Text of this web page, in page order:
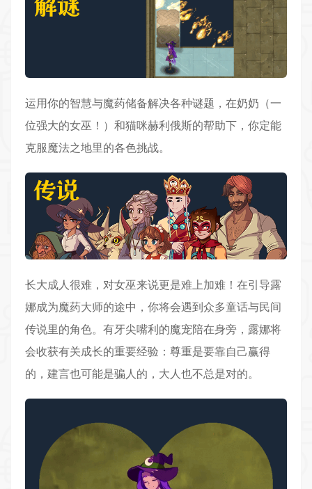
运用你的智慧与魔药储备解决各种谜题，在奶奶（一
位强大的女巫！）和猫咪赫利俄斯的帮助下，你定能
克服魔法之地里的各色挑战。
长大成人 很难，对女巫来说更是难上加难！在引导露
娜成为魔药大师的途中，你将会遇到众多童话与民间
传说里的角色。有牙尖嘴利的魔宠陪在身旁，露娜将
会收获有关成长的重要经验：尊重是要靠自己赢得
的，建言也可能是骗人的，大人也不总是对的。